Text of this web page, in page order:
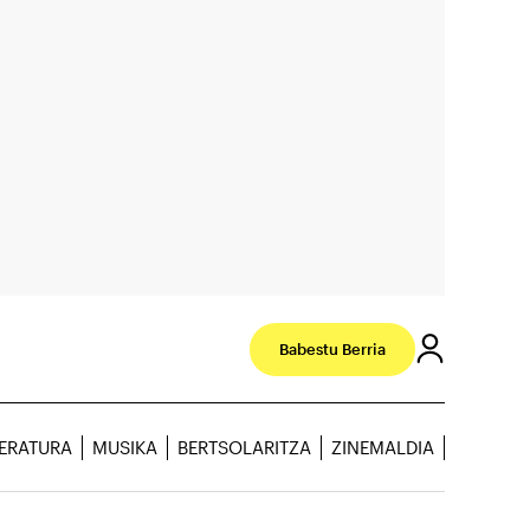
Babestu Berria
MUSIKA BERTSOLARITZA ZINEMALDIA